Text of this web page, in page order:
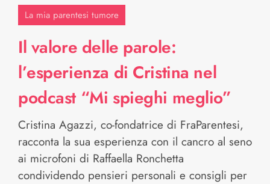
La mia parentesi tumore
Il valore delle parole:
l’esperienza di Cristina nel
podcast “Mi spieghi meglio”
Cristina Agazzi, co-fondatrice di FraParentesi,
racconta la sua esperienza con il cancro al seno
ai microfoni di Raffaella Ronchetta
condividendo pensieri personali e consigli per